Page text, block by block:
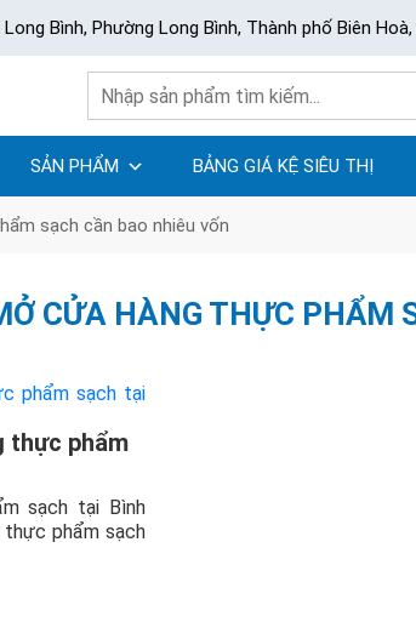
Bình, Phường Long Bình, Thành phố Biên
SẢN PHẨM BẢNG GIÁ KỆ SIÊU THỊ
sạch cần bao nhiêu vốn
CỬA HÀNG THỰC PHẨM
thực phẩm
sạch tại Bình
thực phẩm sạch